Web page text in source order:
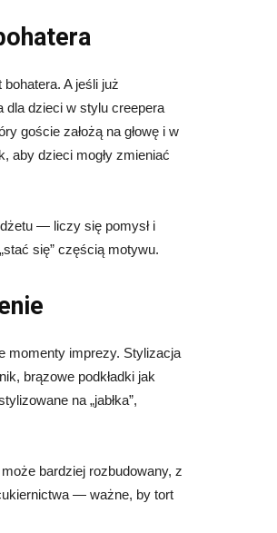
A jeśli już
dla dzieci w stylu creepera
goście założą na głowę i w
aby dzieci mogły zmieniać
— liczy się pomysł i
się” częścią motywu.
momenty imprezy. Stylizacja
brązowe podkładki jak
na „jabłka”,
bardziej rozbudowany, z
— ważne, by tort